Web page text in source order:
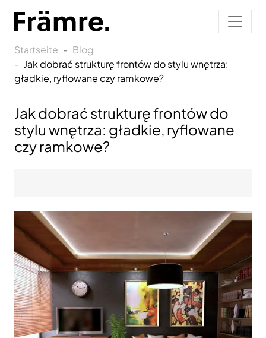
Startseite
Blog
Jak dobrać strukturę frontów do stylu wnętrza:
gładkie, ryflowane czy ramkowe?
Jak dobrać strukturę frontów do
stylu wnętrza: gładkie, ryflowane
czy ramkowe?